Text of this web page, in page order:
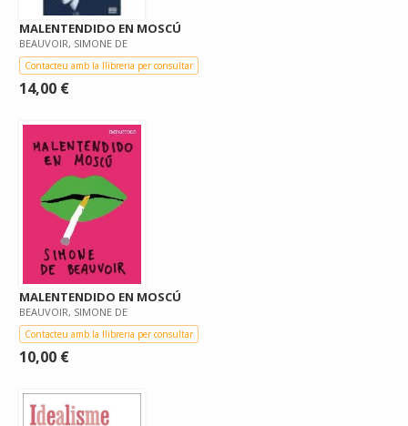
MALENTENDIDO EN MOSCÚ
BEAUVOIR, SIMONE DE
Contacteu amb la llibreria per consultar
14,00 €
MALENTENDIDO EN MOSCÚ
BEAUVOIR, SIMONE DE
Contacteu amb la llibreria per consultar
10,00 €